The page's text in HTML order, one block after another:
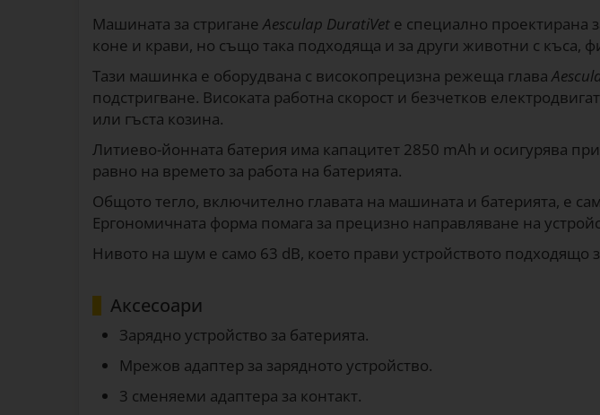
Машината за стриганеAesculap DuratiVet е специално проектирана
коне и крави, но също така подходяща и за други животни с къса,
Тази машинка е оборудвана с високопрецизна режеща глава
подстригване. Високата работна скорост и безчетков
или гъста козина.
Литиево-йонната батерия има капацитет 2850 mAh и осигурява
равно на времето за работа на батерията.
Общото тегло, включително главата на машината и батерията, е
Ергономичната форма помага за прецизно направляване на
Нивото на шум е само 63 dB, което прави устройството подходящо
Аксесоари
Зарядно устройство за батерията.
Мрежов адаптер за зарядното устройство.
3 сменяеми адаптера за контакт.